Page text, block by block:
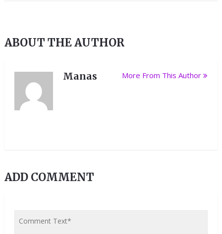
ABOUT THE AUTHOR
Manas More From This Author
ADD COMMENT